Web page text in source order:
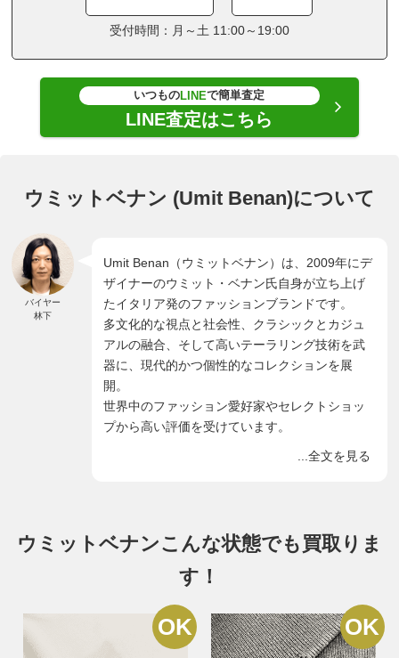
受付時間：月～土 11:00～19:00
いつものLINEで簡単査定
LINE査定はこちら
ウミットベナン (Umit Benan)について
バイヤー
林下
Umit Benan（ウミットベナン）は、2009年にデ
ザイナーのウミット・ベナン氏自身が立ち上げ
たイタリア発のファッションブランドです。
多文化的な視点と社会性、クラシックとカジュ
アルの融合、そして高いテーラリング技術を武
器に、現代的かつ個性的なコレクションを展
開。
世界中のファッション愛好家やセレクトショッ
プから高い評価を受けています。
当店ではウミットベナンを買取強化しておりま
す！この機会にぜひお気軽にご利用ください。
...全文を見る
ウミットベナンこんな状態でも買取りま
す！